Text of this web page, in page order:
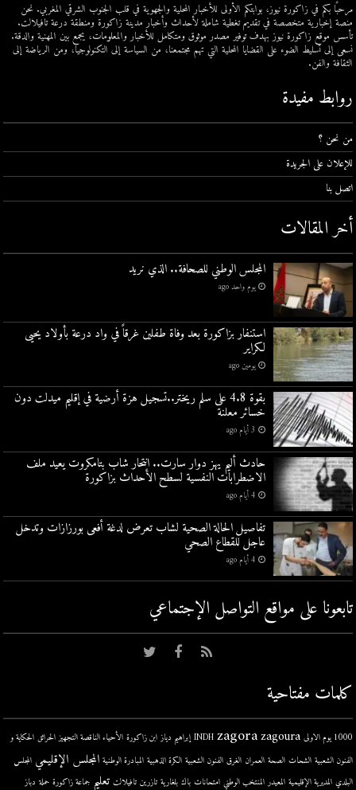
مرحبًا بكم في زاكورة نيوز، بوابتكم الأولى للأخبار المحلية والجهوية في قلب الجنوب الشرقي المغربي. نحن
منصة إخبارية متخصصة في تقديم تغطية شاملة لأحداث وأخبار مدينة زاكورة ومنطقة درعة تافيلالت.
تأسس موقع زاكورة نيوز بهدف توفير مصدر موثوق ومتكامل للأخبار والمعلومات، يجمع بين المهنية والدقة.
نسعى إلى تسليط الضوء على القضايا المحلية التي تهم مجتمعنا، من السياسة إلى التكنولوجيا، ومن الرياضة إلى
الثقافة والفن.
روابط مفيدة
من نحن ؟
للإعلان على الجريدة
اتصل بنا
أخر المقالات
المجلس الوطني للصحافة.. الذي نريد
يوم واحد ago
استنفار بزاكورة بعد وفاة طفلين غرقاً في واد درعة بأولاد يحيى
لكراير
يومين ago
بقوة 4.8 على سلم ريختر..تسجيل هزة أرضية في إقليم ميدلت دون
خسائر معلنة
3 أيام ago
حادث أليم يهز دوار سارت.. انتحار شاب بتامكروت يعيد ملف
الاضطرابات النفسية لسطح الأحداث بزاكورة
4 أيام ago
تفاصيل الحالة الصحية لشاب تعرض لدغة أفعى بورزازات وتدخل
عاجل للقطاع الصحي
4 أيام ago
تابعونا على مواقع التواصل اﻹجتماعي
كلمات مفتاحية
1000 يوم الاولى INDH zagora zagoura إبراهيم دياز ابن زاكورة الأحياء الناقصة التجهيز الحرائق الحكاية و
الفنون الشعبية الشحات الصحة العمران الغرق الفنون الشعبية الكرة الذهبية المبادرة الوطنية المجلس الإقليمي المجلس
البلدي المديرية الإقليمية المعيدر المنتخب الوطني امتحانات باك بلغارية تازرين تافيلالت تعليم جماعة زاكورة حملة دباز